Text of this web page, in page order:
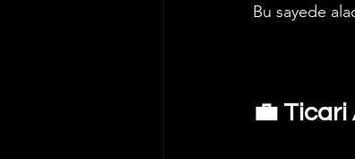
Bu sayede
💼 Ticari